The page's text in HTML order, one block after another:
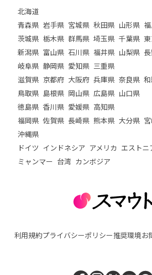
北海道
青森県 岩手県 宮城県 秋田県 山形県
茨城県 栃木県 群馬県 埼玉県 千葉県
新潟県 富山県 石川県 福井県 山梨県
岐阜県 静岡県 愛知県 三重県
滋賀県 京都府 大阪府 兵庫県 奈良県
鳥取県 島根県 岡山県 広島県 山口県
徳島県 香川県 愛媛県 高知県
福岡県 佐賀県 長崎県 熊本県 大分県
沖縄県
ドイツ インドネシア アメリカ エストニ
ミャンマー 台湾 カンボジア
利用規約プライバシーポリシー推奨環境お